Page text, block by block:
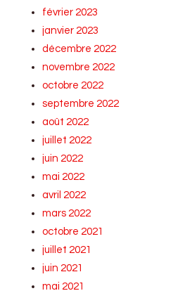
février 2023
janvier 2023
décembre 2022
novembre 2022
octobre 2022
septembre 2022
août 2022
juillet 2022
juin 2022
mai 2022
avril 2022
mars 2022
octobre 2021
juillet 2021
juin 2021
mai 2021